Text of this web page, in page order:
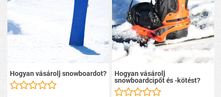
Hogyan vásárolj snowboardot? Hogyan vásárolj
snowboardcipőt és -kötést?